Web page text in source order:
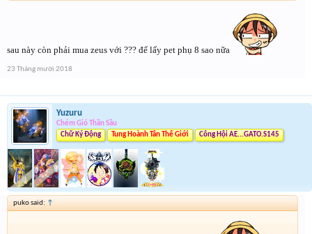
sau này còn phải mua zeus với ??? để lấy pet phụ 8 sao nữa
23 Tháng mười 2018
Yuzuru
Chém Gió Thần Sầu
Chữ Ký Động
Tung Hoành Tân Thế Giới Công Hội AE...GATO.S145
puko said: ↑